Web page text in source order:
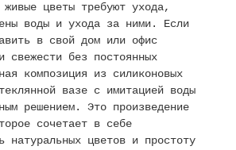
цветы требуют ухода,
воды и ухода за ними. Если
в свой дом или офис
свежести без постоянных
композиция из силиконовых
вазе с имитацией воды
решением. Это произведение
сочетает в себе
натуральных цветов и простоту